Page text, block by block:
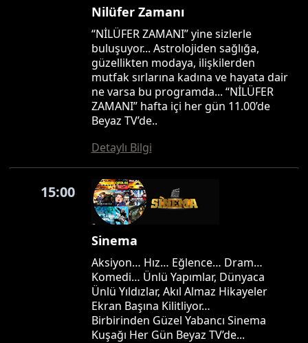
Nilüfer Zamanı
“NİLÜFER ZAMANI” yine sizlerle
buluşuyor... Astrolojiden sağlığa,
güzellikten modaya, ilişkilerden
mutfak sırlarına kadına ve hayata dair
ne varsa bu programda... “NİLÜFER
ZAMANI” hafta içi her gün 11.00’de
Beyaz TV’de..
Detaylı Bilgi
15:00
Sinema
Aksiyon… Hız… Eğlence… Dram…
Komedi… Ünlü Yapımlar, Dünyaca
Ünlü Yıldızlar, Akıl Almaz Hikayeler
Ekran Başına Kilitliyor…
Birbirinden Güzel Yabancı Sinema
Kuşağı Her Gün Beyaz TV’de...